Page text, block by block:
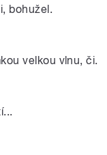
bohužel.
velkou vlnu, či.